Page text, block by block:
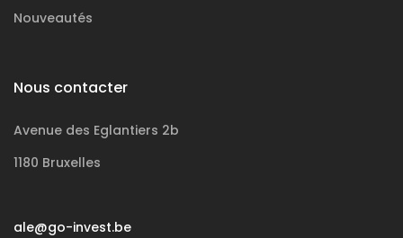
Nouveautés
Nous contacter
Avenue des Eglantiers 2b
1180 Bruxelles
ale@go-invest.be